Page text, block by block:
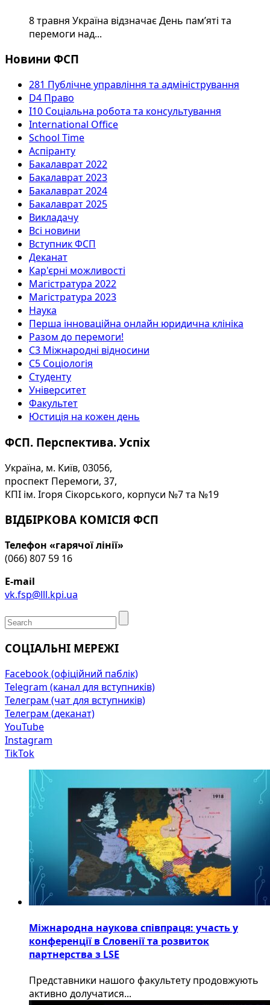
8 травня Україна відзначає День пам’яті та
перемоги над...
Новини ФСП
281 Публічне управління та адміністрування
D4 Право
I10 Соціальна робота та консультування
International Office
School Time
Аспіранту
Бакалаврат 2022
Бакалаврат 2023
Бакалаврат 2024
Бакалаврат 2025
Викладачу
Всі новини
Вступник ФСП
Деканат
Кар'єрні можливості
Магістратура 2022
Магістратура 2023
Наука
Перша інноваційна онлайн юридична клініка
Разом до перемоги!
С3 Міжнародні відносини
С5 Соціологія
Студенту
Університет
Факультет
Юстиція на кожен день
ФСП. Перспектива. Успіх
Україна, м. Київ, 03056,
проспект Перемоги, 37,
КПІ ім. Ігоря Сікорського, корпуси №7 та №19
ВІДБІРКОВА КОМІСІЯ ФСП
Телефон «гарячої лінії»
(066) 807 59 16
E-mail
vk.fsp@lll.kpi.ua
СОЦІАЛЬНІ МЕРЕЖІ
Facebook (офіційний паблік)
Telegram (канал для вступників)
Телеграм (чат для вступників)
Телеграм (деканат)
YouTube
Instagram
TikTok
Міжнародна наукова співпраця: участь у
конференції в Словенії та розвиток
партнерства з LSE
​Представники нашого факультету продовжують
активно долучатися...